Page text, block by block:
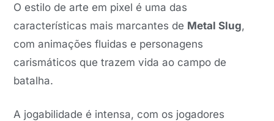
O estilo de arte em pixel é uma das
características mais marcantes de Metal Slug,
com animações fluidas e personagens
carismáticos que trazem vida ao campo de
batalha.
A jogabilidade é intensa, com os jogadores